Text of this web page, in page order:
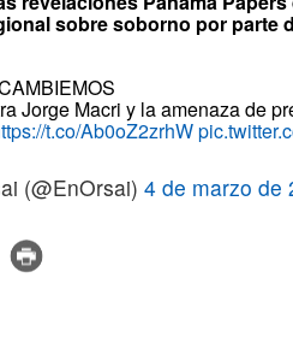
sobre soborno por parte
Jorge Macri y la amenaza de
t.co/Ab0oZ2zrhW
(@EnOrsai)4 de marzo de